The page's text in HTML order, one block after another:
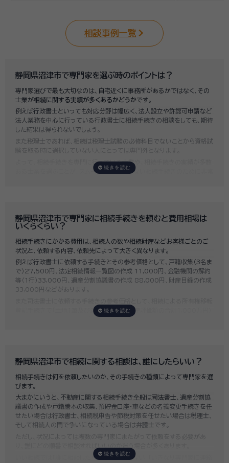
相談事例一覧
静岡県沼津市で専門家を選ぶ時のポイントは？
専門家選びで最も大切なのは、自宅近くに事務所があるかではなく、その
士業が相続に関する実績が多くあるかどうかです。
例えば行政書士といっても対応分野は幅広く、法人設立や許認可申請など
法人業務を中心に行っている行政書士に相続手続きの相談をしても、期待
した結果は得られないでしょう。
また税理士であれば、相続は税理士試験の必修科目でないことから資格試
験を取る時に選択していない人にとっては専門外となります。
よって、相続手続きを専門に行っている士業や、相続手続きの実績が多数
ある士業を選ぶことが、スムーズで間違いのない相続手続きのために非常
静岡県沼津市で専門家に相続手続きを頼むと費用相場は
いくらくらい？
相続手続きにかかる費用は、相続人の数や相続財産などお客様ごとのご
状況と、依頼する内容、依頼先によって大きく異なります。
例えば行政書士に依頼する手続きとその参考価格として、戸籍収集（3名ま
で）27,500円、法定相続情報一覧図の作成 11,000円、金融機関の解約
等（1行）33,000円、遺産分割協議書の作成 88,000円、財産目録の作成
33,000円などがあります。
登記手続きで「土地1筆及び建物1棟（固定資産評価額の合計1,000万円）
せると100万円近くかそれ以上費用がかかってしまう場合もあるなど、非
いい相続では、お客様ごとに必要な相続手続きを明らかにし、無料で見積
もり をお出ししております。予算に合わせてご自身で対応できないものの
み依頼することも可能ですので、まずはお気軽にご相談ください。
静岡県沼津市で相続に関する相談は、誰にしたらいい？
相続手続きは何を依頼したいのか、その手続きの種類によって専門家を選
びます。
大まかにいうと、不動産に関する相続手続き全般は司法書士 、遺産分割協
議書の作成や戸籍謄本の収集、預貯金口座・車などの名義変更手続きを任
せたい場合は行政書士 、相続税申告や節税対策を任せたい場合は税理士
そして相続人の間で争いになっている場合は弁護士です。
ただし、状況によっては複数の専門家にまたがって依頼をする必要があ
いい相続では「誰に相談したらいいかわからない」「いきなり専門家に連絡